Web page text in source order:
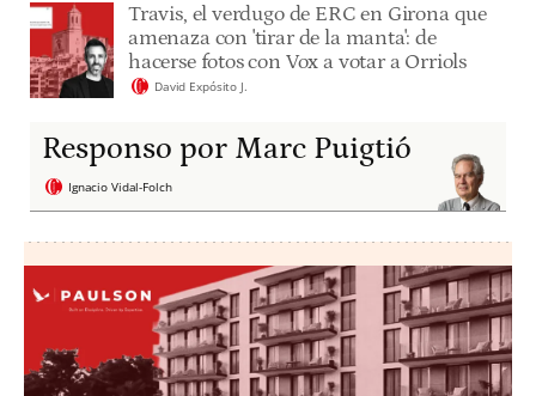
Travis, el verdugo de ERC en Girona que
amenaza con 'tirar de la manta': de
hacerse fotos con Vox a votar a Orriols
David Expósito J.
Responso por Marc Puigtió
Ignacio Vidal-Folch